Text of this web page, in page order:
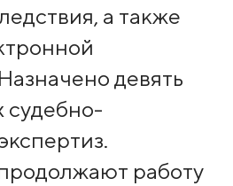
а также
девять
судебно-
работу